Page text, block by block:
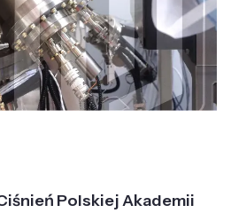
Polskiej Akademii